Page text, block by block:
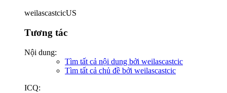
weilascastcicUS
Tương tác
Nội dung:
Tìm tất cả nội dung bởi weilascastcic
Tìm tất cả chủ đề bởi weilascastcic
ICQ: